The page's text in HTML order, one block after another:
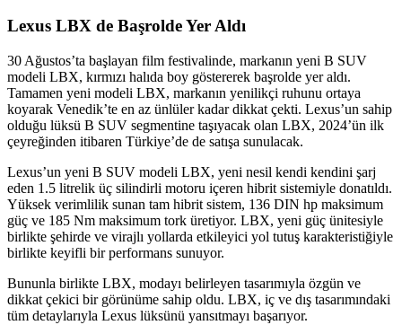
Lexus LBX de Başrolde Yer Aldı
30 Ağustos’ta başlayan film festivalinde, markanın yeni B SUV
modeli LBX, kırmızı halıda boy göstererek başrolde yer aldı.
Tamamen yeni modeli LBX, markanın yenilikçi ruhunu ortaya
koyarak Venedik’te en az ünlüler kadar dikkat çekti. Lexus’un sahip
olduğu lüksü B SUV segmentine taşıyacak olan LBX, 2024’ün ilk
çeyreğinden itibaren Türkiye’de de satışa sunulacak.
Lexus’un yeni B SUV modeli LBX, yeni nesil kendi kendini şarj
eden 1.5 litrelik üç silindirli motoru içeren hibrit sistemiyle donatıldı.
Yüksek verimlilik sunan tam hibrit sistem, 136 DIN hp maksimum
güç ve 185 Nm maksimum tork üretiyor. LBX, yeni güç ünitesiyle
birlikte şehirde ve virajlı yollarda etkileyici yol tutuş karakteristiğiyle
birlikte keyifli bir performans sunuyor.
Bununla birlikte LBX, modayı belirleyen tasarımıyla özgün ve
dikkat çekici bir görünüme sahip oldu. LBX, iç ve dış tasarımındaki
tüm detaylarıyla Lexus lüksünü yansıtmayı başarıyor.